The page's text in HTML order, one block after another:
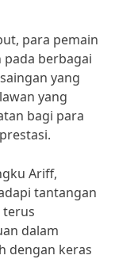
para pemain
berbagai
yang
yang
bagi para
Ariff,
tantangan
terus
dalam
dengan keras